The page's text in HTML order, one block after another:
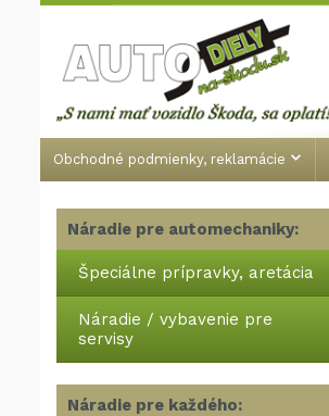
Obchodné podmienky, reklamácie
Náradie pre automechaniky:
Špeciálne prípravky, aretácia
Náradie / vybavenie pre
servisy
Náradie pre každého: